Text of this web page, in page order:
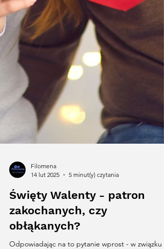
14 lut 2025
5 minut(y) czytania
Święty Walenty - patron
zakochanych, czy
obłąkanych?